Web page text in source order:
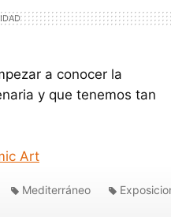
a conocer la
y que tenemos tan
Art
Mediterráneo